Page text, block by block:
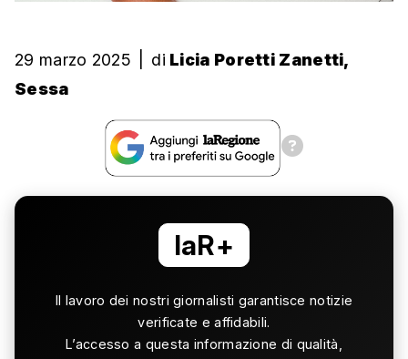
29 marzo 2025 di Licia Poretti Zanetti,
Sessa
laR+
Il lavoro dei nostri giornalisti garantisce notizie
verificate e affidabili.
L’accesso a questa informazione di qualità,